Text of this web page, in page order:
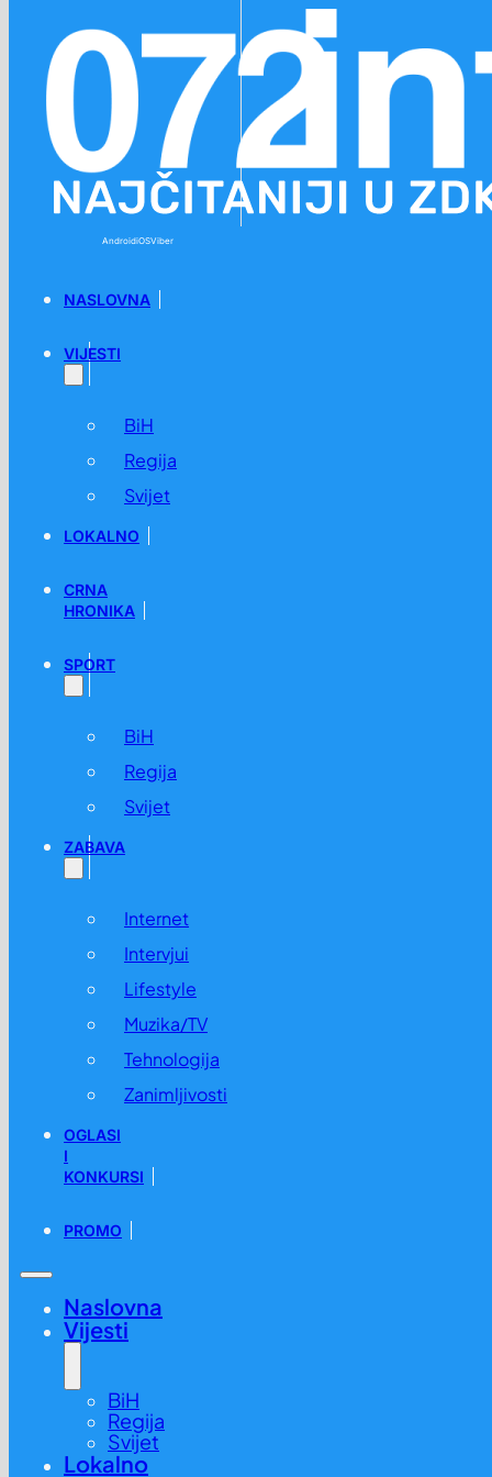
AndroidiOSViber
NASLOVNA
VIJESTI
BiH
Regija
Svijet
LOKALNO
CRNA
HRONIKA
SPORT
BiH
Regija
Svijet
ZABAVA
Internet
Intervjui
Lifestyle
Muzika/TV
Tehnologija
Zanimljivosti
OGLASI
I
KONKURSI
PROMO
Naslovna
Vijesti
BiH
Regija
Svijet
Lokalno